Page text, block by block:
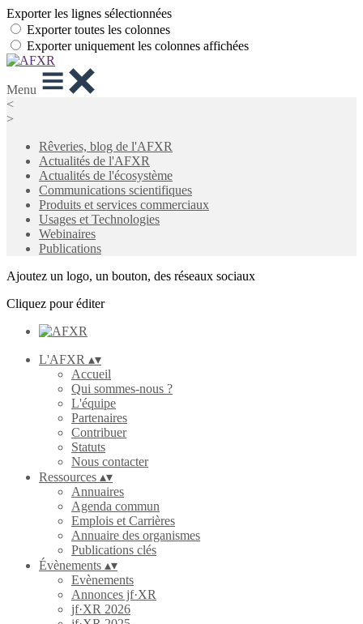
Exporter les lignes sélectionnées
Exporter toutes les colonnes
Exporter uniquement les colonnes affichées
Menu
<
>
Rêveries, blog de l'AFXR
Actualités de l'AFXR
Actualités de l'écosystème
Communications scientifiques
Produits et services commerciaux
Usages et Technologies
Webinaires
Publications
Ajoutez un logo, un bouton, des réseaux sociaux
Cliquez pour éditer
L'AFXR ▴▾
Accueil
Qui sommes-nous ?
L'équipe
Partenaires
Contribuer
Statuts
Nous contacter
Ressources ▴▾
Annuaires
Agenda commun
Emplois et Carrières
Annuaire des organismes
Publications clés
Évènements ▴▾
Evènements
Annonces jf·XR
jf·XR 2026